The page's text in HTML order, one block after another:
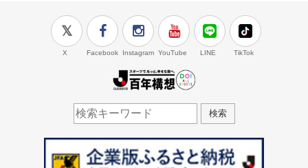
X Facebook Instagram YouTube LINE TikTok
検索